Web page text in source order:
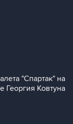
"Спартак" на
Георгия Ковтуна